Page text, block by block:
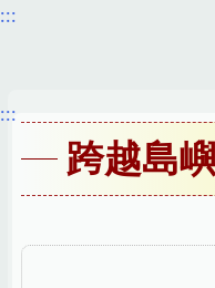
跳
要
區
:::
:::
跨越島